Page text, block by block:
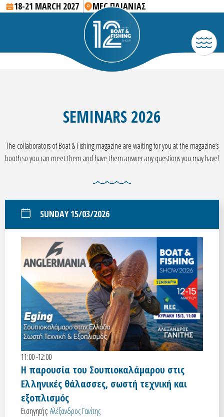
18-21 MARCH 2027 MEC ΠΑΙΑΝΙΑΣ
SEMINARS 2026
The collaborators of Boat & Fishing magazine are waiting for you at the magazine’s
booth so you can meet them and have them answer any questions you may have!
SUNDAY 15/03/2026
11:00 -12:00
Η παρουσία του Σουπιοκαλάμαρου στις
Ελληνικές θάλασσες, σωστή τεχνική και
εξοπλισμός
Εισηγητής:Αλέξανδρος Γανίτης